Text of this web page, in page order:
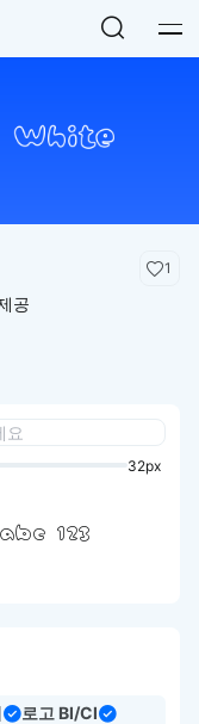
1
공
32px
123
로고 BI/CI